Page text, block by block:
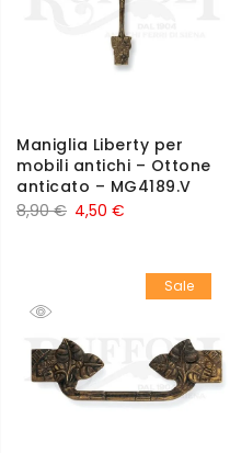
Maniglia Liberty per
mobili antichi – Ottone
anticato – MG4189.V
8,90€ 4,50 €
Sale